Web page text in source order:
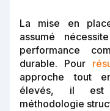
La mise en
assumé
performance
durable. Pour
approche tout
élevés, il est
méthodologie